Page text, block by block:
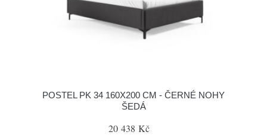
POSTEL PK 34 160X200 CM - ČERNÉ NOHY
ŠEDÁ
20 438 Kč